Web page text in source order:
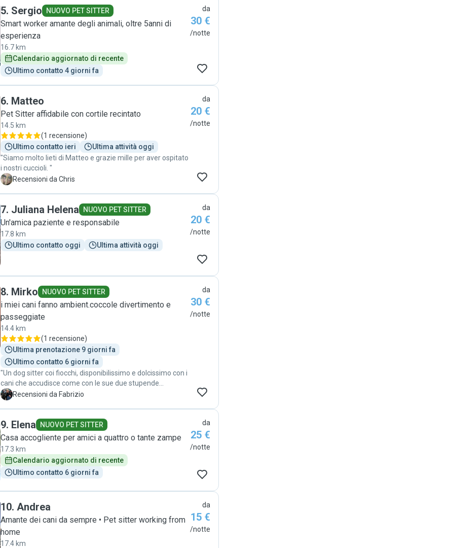
5. Sergio NUOVO PET SITTER
Smart worker amante degli animali, oltre 5anni di
esperienza
16.7 km
Calendario aggiornato di recente
Ultimo contatto 4 giorni fa
da
30 €
/notte
6. Matteo
Pet Sitter affidabile con cortile recintato
14.5 km
(1 recensione)
Ultimo contatto ieri
Ultima attività oggi
"Siamo molto lieti di Matteo e grazie mille per aver ospitato
i nostri cuccioli. "
C Recensioni da Chris
da
20 €
/notte
7. Juliana Helena NUOVO PET SITTER
Un'amica paziente e responsabile
17.8 km
Ultimo contatto oggi
Ultima attività oggi
da
20 €
/notte
8. Mirko NUOVO PET SITTER
i miei cani fanno ambient.coccole divertimento e
passeggiate
14.4 km
(1 recensione)
Ultima prenotazione 9 giorni fa
Ultimo contatto 6 giorni fa
"Un dog sitter coi fiocchi, disponibilissimo e dolcissimo con i
cani che accudisce come con le sue due stupende
cagnoline "
F Recensioni da Fabrizio
da
30 €
/notte
9. Elena NUOVO PET SITTER
Casa accogliente per amici a quattro o tante zampe
17.3 km
Calendario aggiornato di recente
Ultimo contatto 6 giorni fa
da
25 €
/notte
10. Andrea
Amante dei cani da sempre • Pet sitter working from
home
17.4 km
da
15 €
/notte